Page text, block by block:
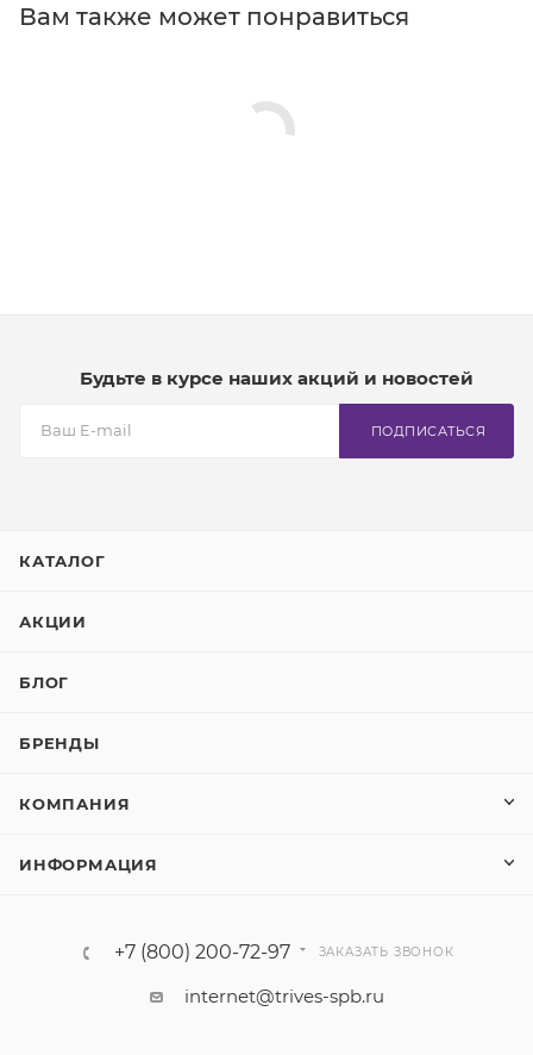
Вам также может понравиться
Будьте в курсе наших акций и новостей
ПОДПИСАТЬСЯ
КАТАЛОГ
АКЦИИ
БЛОГ
БРЕНДЫ
КОМПАНИЯ
ИНФОРМАЦИЯ
+7 (800) 200-72-97 ЗАКАЗАТЬ ЗВОНОК
internet@trives-spb.ru